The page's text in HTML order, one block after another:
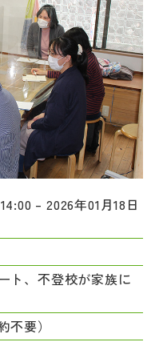
– 2026年01月18日
ト、不登校が家族に
不要）